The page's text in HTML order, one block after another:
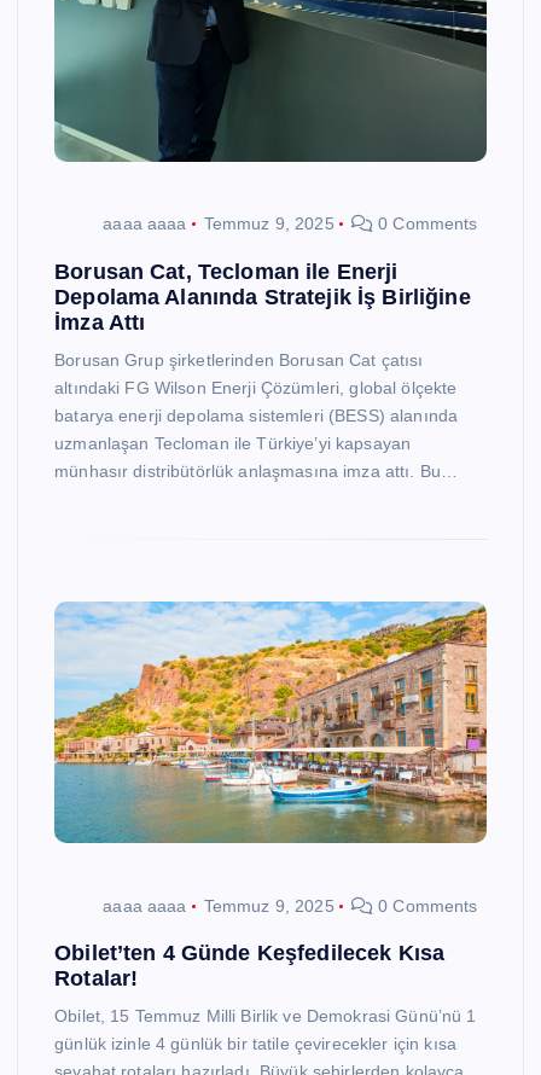
aaaa aaaa Temmuz 9, 2025 0 Comments
Borusan Cat, Tecloman ile Enerji
Depolama Alanında Stratejik İş Birliğine
İmza Attı
Borusan Grup şirketlerinden Borusan Cat çatısı
altındaki FG Wilson Enerji Çözümleri, global ölçekte
batarya enerji depolama sistemleri (BESS) alanında
uzmanlaşan Tecloman ile Türkiye’yi kapsayan
münhasır distribütörlük anlaşmasına imza attı. Bu…
aaaa aaaa Temmuz 9, 2025 0 Comments
Obilet’ten 4 Günde Keşfedilecek Kısa
Rotalar!
Obilet, 15 Temmuz Milli Birlik ve Demokrasi Günü’nü 1
günlük izinle 4 günlük bir tatile çevirecekler için kısa